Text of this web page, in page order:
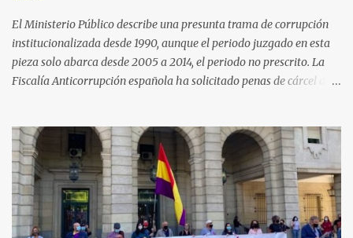
El Ministerio Público describe una presunta trama de corrupción
institucionalizada desde 1990, aunque el periodo juzgado en esta
pieza solo abarca desde 2005 a 2014, el periodo no prescrito. La
Fiscalía Anticorrupción española ha solicitado penas de cárcel de
Arabia Saudita a través de la empresa pública española Defex,
disuelta. El fiscal Conrado Saiz describe en su escrito de
conclusiones cómo la empresa pública Defex pagó comisiones
ilegales a diversas autoridades del régimen árabe entre 2005 y
2014, para obtener a cambio la materialización de los contratos. El
Ministerio Público lleva a cabo esta acusación en una de las piezas